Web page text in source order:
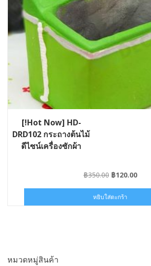
[!Hot Now] HD-
DRD102 กระถางต้นไม้
ดีไซน์เครื่องซักผ้า
฿350.00 Original
was:
฿350.00.
฿120.00
฿
หยิบใส่ตะกร้า
หมวดหมู่สินค้า